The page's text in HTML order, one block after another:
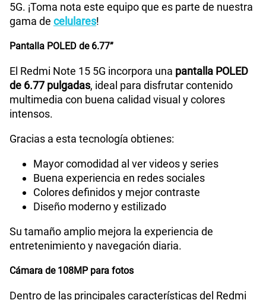
Cámara de fotos Principal
Cámara de fotos Frontal 20 Mpx
Radio FM
Capacidad Memoria Externa
Capacidad Memoria Interna
5G. ¡Toma nota este equipo que es parte de nuestra
gama de celulares!
Pantalla POLED de 6.77”
El Redmi Note 15 5G incorpora una pantalla POLED
de 6.77 pulgadas, ideal para disfrutar contenido
multimedia con buena calidad visual y colores
intensos.
Gracias a esta tecnología obtienes:
Mayor comodidad al ver videos y series
Buena experiencia en redes sociales
Colores definidos y mejor contraste
Diseño moderno y estilizado
Su tamaño amplio mejora la experiencia de
entretenimiento y navegación diaria.
Cámara de 108MP para fotos
Dentro de las principales características del Redmi